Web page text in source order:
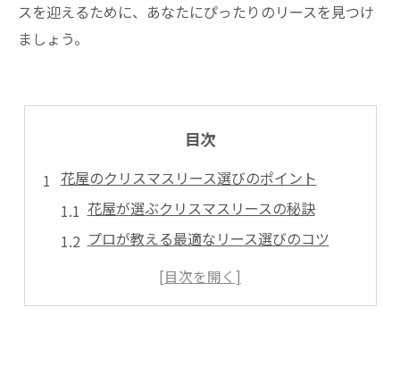
スを迎えるために、あなたにぴったりのリースを見つけ
ましょう。
目次
花屋のクリスマスリース選びのポイント
花屋が選ぶクリスマスリースの秘訣
プロが教える最適なリース選びのコツ
色と香りで選ぶ花屋のリース